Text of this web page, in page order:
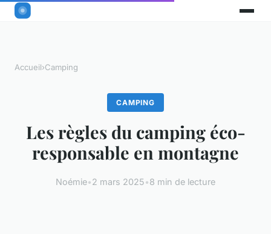
Accueil›Camping
CAMPING
Les règles du camping éco-
responsable en montagne
Noémie•2 mars 2025•8 min de lecture